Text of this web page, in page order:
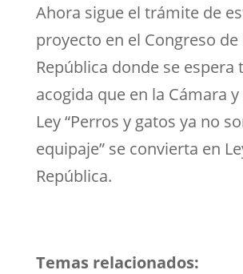
Ahora sigue el trámite de
proyecto en el Congreso de
República donde se espera
acogida que en la Cámara
Ley “Perros y gatos ya no
equipaje” se convierta en
República.
Temas relacionados: